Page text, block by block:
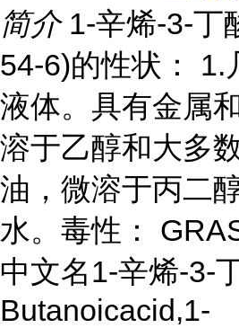
简介 1-辛烯-3-丁
54-6)的性状： 1.
液体。具有金属
溶于乙醇和大多
油，微溶于丙二
水。毒性：
中文名1-辛烯-3-
Butanoicacid,1-